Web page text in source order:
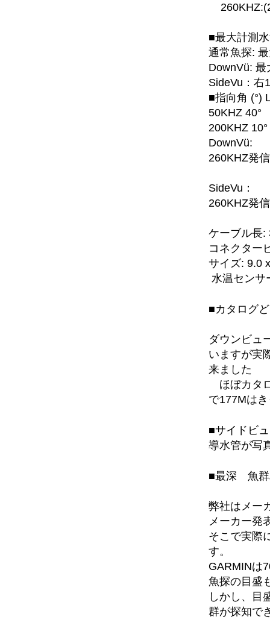
■最大計測
通常魚探:
DownVü:
SideVu：
■指向角 (°)
50KHZ 40°
200KHZ 10°
DownVü:
260KHZ発
SideVu：
260KHZ発
ケーブル長:
コネクター
サイズ: 9.0
水温センサ
■カタログ
ダウンビュ
いますが実
来ました
ほぼカタ
で177Mは
■サイドビ
導水管が写
■最深 魚
弊社はメー
メーカー発
そこで実際
す。
GARMINは
魚探の目盛
しかし、目
群が探知で